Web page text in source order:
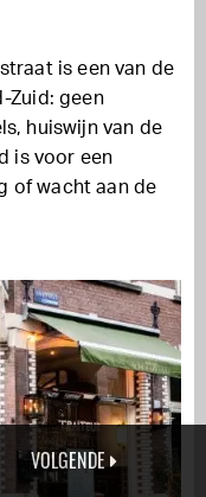
is een van de
Zuid: geen
huiswijn van de
is voor een
of wacht aan de
VOLGENDE